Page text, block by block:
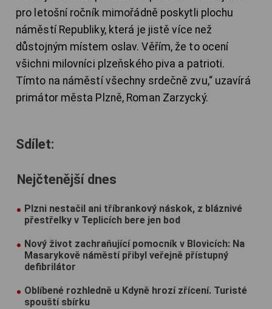
pro letošní ročník mimořádně poskytli plochu
náměstí Republiky, která je jistě více než
důstojným místem oslav. Věřím, že to ocení
všichni milovníci plzeňského piva a patrioti.
Tímto na náměstí všechny srdečně zvu,“ uzavírá
primátor města Plzně, Roman Zarzycký.
Sdílet:
Nejčtenější dnes
Plzni nestačil ani tříbrankový náskok, z bláznivé
přestřelky v Teplicích bere jen bod
Nový život zachraňující pomocník v Blovicích: Na
Masarykově náměstí přibyl veřejně přístupný
defibrilátor
Oblíbené rozhledně u Kdyně hrozí zřícení. Turisté
spouští sbírku